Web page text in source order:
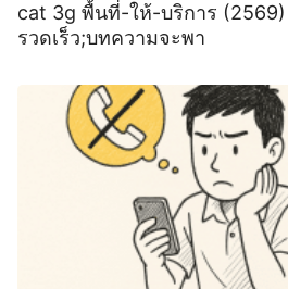
cat 3g พื้นที่-ให้-บริการ (2569)
รวดเร็ว;บทความจะพา